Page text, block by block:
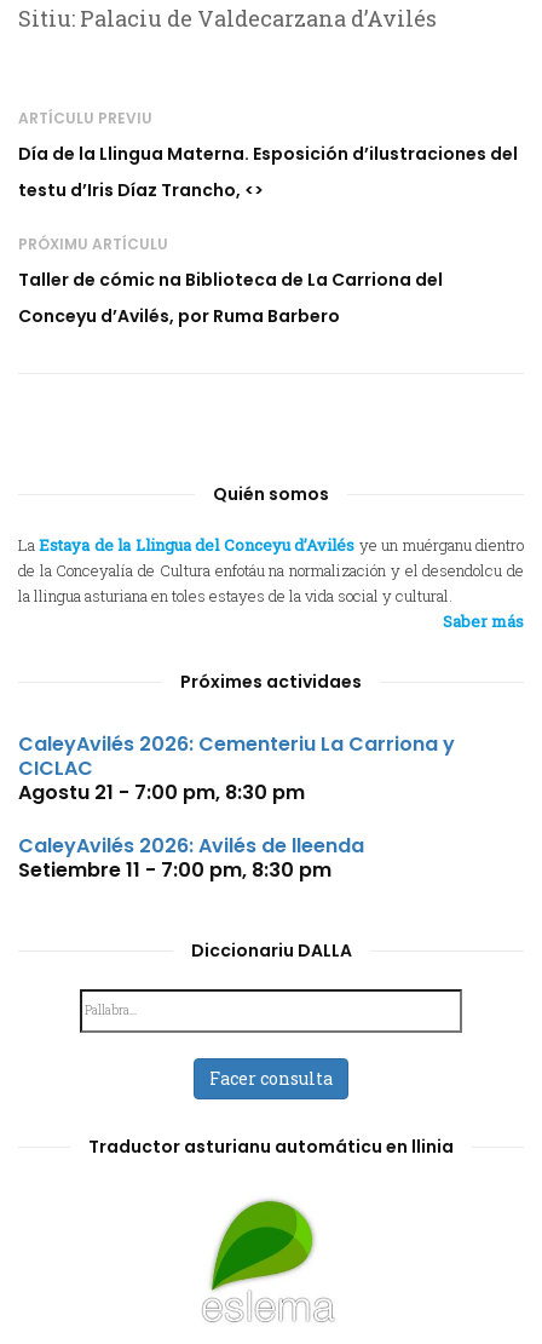
Sitiu: Palaciu de Valdecarzana d’Avilés
ARTÍCULU PREVIU
Día de la Llingua Materna. Esposición d’ilustraciones del
testu d’Iris Díaz Trancho, <>
PRÓXIMU ARTÍCULU
Taller de cómic na Biblioteca de La Carriona del
Conceyu d’Avilés, por Ruma Barbero
Quién somos
LaEstaya de la Llingua del Conceyu d’Avilés ye un muérganu dientro
de la Conceyalía de Cultura enfotáu na normalización y el desendolcu de
la llingua asturiana en toles estayes de la vida social y cultural.
Saber más
Próximes actividaes
CaleyAvilés 2026: Cementeriu La Carriona y
CICLAC
Agostu 21 - 7:00 pm, 8:30 pm
CaleyAvilés 2026: Avilés de lleenda
Setiembre 11 - 7:00 pm, 8:30 pm
Diccionariu DALLA
Facer consulta
Traductor asturianu automáticu en llinia